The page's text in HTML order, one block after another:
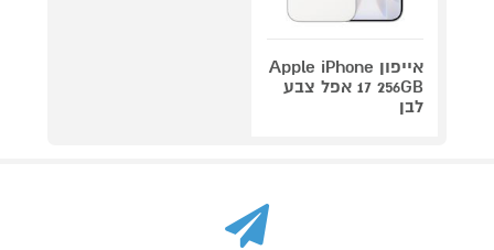
אייפון Apple iPhone
17 256GB אפל צבע
לבן